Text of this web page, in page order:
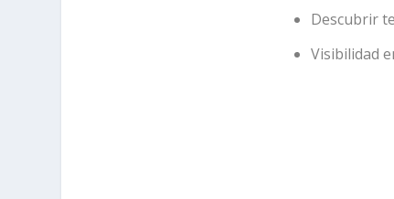
Descubrir
Visibilidad